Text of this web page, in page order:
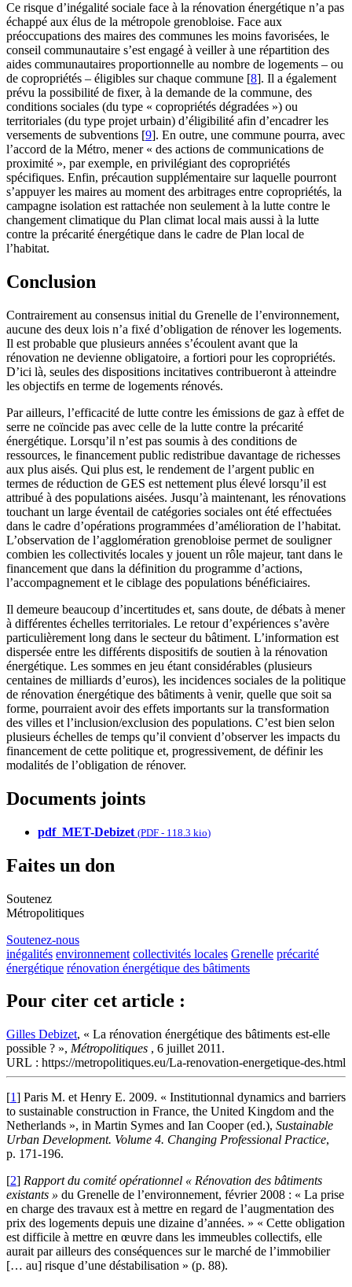
Ce risque d’inégalité sociale face à la rénovation énergétique n’a pas
échappé aux élus de la métropole grenobloise. Face aux
préoccupations des maires des communes les moins favorisées, le
conseil communautaire s’est engagé à veiller à une répartition des
aides communautaires proportionnelle au nombre de logements – ou
de copropriétés – éligibles sur chaque commune [8]. Il a également
prévu la possibilité de fixer, à la demande de la commune, des
conditions sociales (du type « copropriétés dégradées ») ou
territoriales (du type projet urbain) d’éligibilité afin d’encadrer les
versements de subventions [9]. En outre, une commune pourra, avec
l’accord de la Métro, mener « des actions de communications de
proximité », par exemple, en privilégiant des copropriétés
spécifiques. Enfin, précaution supplémentaire sur laquelle pourront
s’appuyer les maires au moment des arbitrages entre copropriétés, la
campagne isolation est rattachée non seulement à la lutte contre le
changement climatique du Plan climat local mais aussi à la lutte
contre la précarité énergétique dans le cadre de Plan local de
l’habitat.
Conclusion
Contrairement au consensus initial du Grenelle de l’environnement,
aucune des deux lois n’a fixé d’obligation de rénover les logements.
Il est probable que plusieurs années s’écoulent avant que la
rénovation ne devienne obligatoire, a fortiori pour les copropriétés.
D’ici là, seules des dispositions incitatives contribueront à atteindre
les objectifs en terme de logements rénovés.
Par ailleurs, l’efficacité de lutte contre les émissions de gaz à effet de
serre ne coïncide pas avec celle de la lutte contre la précarité
énergétique. Lorsqu’il n’est pas soumis à des conditions de
ressources, le financement public redistribue davantage de richesses
aux plus aisés. Qui plus est, le rendement de l’argent public en
termes de réduction de GES est nettement plus élevé lorsqu’il est
attribué à des populations aisées. Jusqu’à maintenant, les rénovations
touchant un large éventail de catégories sociales ont été effectuées
dans le cadre d’opérations programmées d’amélioration de l’habitat.
L’observation de l’agglomération grenobloise permet de souligner
combien les collectivités locales y jouent un rôle majeur, tant dans le
financement que dans la définition du programme d’actions,
l’accompagnement et le ciblage des populations bénéficiaires.
Il demeure beaucoup d’incertitudes et, sans doute, de débats à mener
à différentes échelles territoriales. Le retour d’expériences s’avère
particulièrement long dans le secteur du bâtiment. L’information est
dispersée entre les différents dispositifs de soutien à la rénovation
énergétique. Les sommes en jeu étant considérables (plusieurs
centaines de milliards d’euros), les incidences sociales de la politique
de rénovation énergétique des bâtiments à venir, quelle que soit sa
forme, pourraient avoir des effets importants sur la transformation
des villes et l’inclusion/exclusion des populations. C’est bien selon
plusieurs échelles de temps qu’il convient d’observer les impacts du
financement de cette politique et, progressivement, de définir les
modalités de l’obligation de rénover.
Documents joints
pdf_MET-Debizet (PDF - 118.3 kio)
Faites un don
Soutenez
Métropolitiques
Soutenez-nous
inégalités environnement collectivités locales Grenelle précarité
énergétique rénovation énergétique des bâtiments
Pour citer cet article :
Gilles Debizet, « La rénovation énergétique des bâtiments est-elle
possible ? », Métropolitiques , 6 juillet 2011.
URL : https://metropolitiques.eu/La-renovation-energetique-des.html
[1] Paris M. et Henry E. 2009. « Institutionnal dynamics and barriers
to sustainable construction in France, the United Kingdom and the
Netherlands », in Martin Symes and Ian Cooper (ed.), Sustainable
Urban Development. Volume 4. Changing Professional Practice,
p. 171-196.
[2] Rapport du comité opérationnel « Rénovation des bâtiments
existants » du Grenelle de l’environnement, février 2008 : « La prise
en charge des travaux est à mettre en regard de l’augmentation des
prix des logements depuis une dizaine d’années. » « Cette obligation
est difficile à mettre en œuvre dans les immeubles collectifs, elle
aurait par ailleurs des conséquences sur le marché de l’immobilier
[… au] risque d’une déstabilisation » (p. 88).